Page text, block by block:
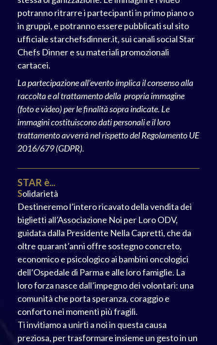
potranno ritrarre i partecipanti in primo piano o
in gruppi, e potranno essere pubblicati sul sito
ufficiale starchefsdinner.it, sui canali social Star
Chefs Dinner e su materiali promozionali
cartacei.
La partecipazione all’evento implica il consenso alla
raccolta e al trattamento della propria immagine
(foto e video) per le finalità sopra indicate. Le
immagini costituiscono dati personali e il loro
trattamento avverrà nel rispetto del Regolamento UE
2016/679 (GDPR).
STAR è...
Solidarietà
Destineremo l’intero ricavato della vendita dei
biglietti all’Associazione Noi per Loro ODV,
guidata dalla Presidente Nella Capretti, che da
oltre quarant’anni offre sostegno concreto,
economico e psicologico ai bambini oncologici
dell’Ospedale di Parma e alle loro famiglie. La
loro forza nasce dall’impegno dei volontari: una
comunità che porta speranza, coraggio e
conforto nei momenti più fragili.
Ti invitiamo a unirti a noi in questa causa
preziosa, per trasformare insieme un gesto in un